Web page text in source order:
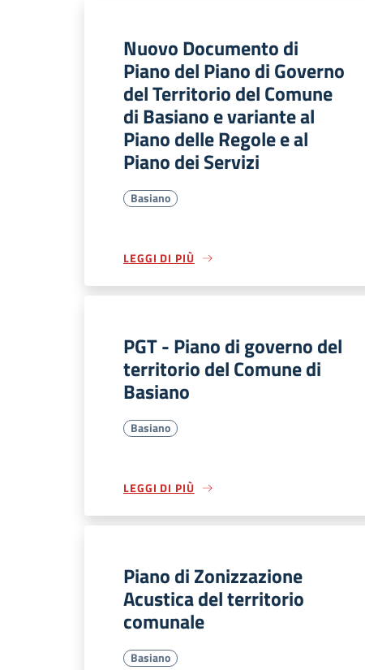
Nuovo Documento di
Piano del Piano di Governo
del Territorio del Comune
di Basiano e variante al
Piano delle Regole e al
Piano dei Servizi
Basiano
LEGGI DI PIÙ
PGT - Piano di governo del
territorio del Comune di
Basiano
Basiano
LEGGI DI PIÙ
Piano di Zonizzazione
Acustica del territorio
comunale
Basiano